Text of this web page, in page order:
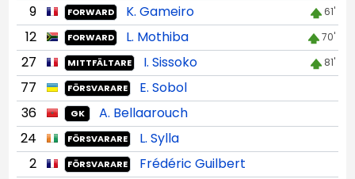
9 FORWARD K. Gameiro 61'
12 FORWARD L. Mothiba 70'
27 MITTFÄLTARE I. Sissoko 81'
77 FÖRSVARARE
E. Sobol
36
GK
A. Bellaarouch
24
FÖRSVARARE
L. Sylla
2
FÖRSVARARE
Frédéric Guilbert